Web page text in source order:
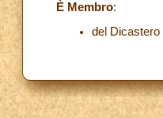
È Membro:
del Dicastero